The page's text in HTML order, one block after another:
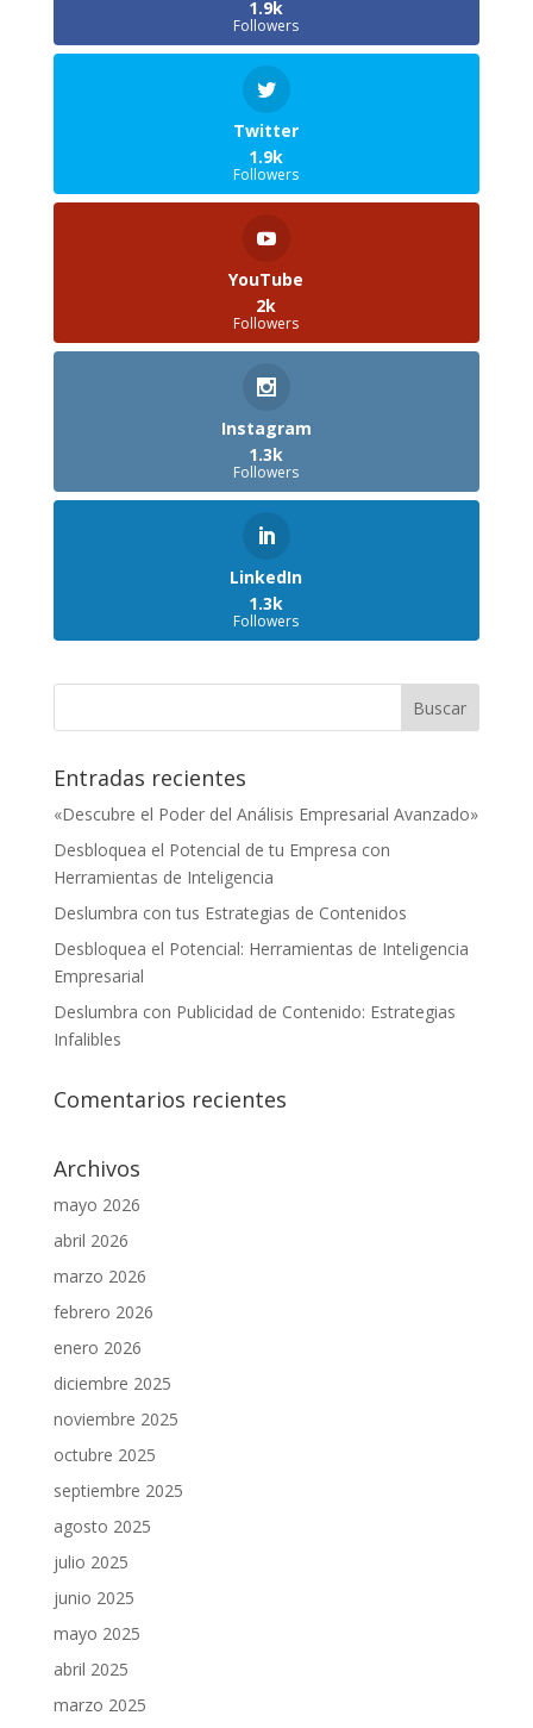
1.9k
Followers
Twitter
1.9k
Followers
YouTube
2k
Followers
Instagram
1.3k
Followers
LinkedIn
1.3k
Followers
Entradas recientes
«Descubre el Poder del Análisis Empresarial Avanzado»
Desbloquea el Potencial de tu Empresa con
Herramientas de Inteligencia
Deslumbra con tus Estrategias de Contenidos
Desbloquea el Potencial: Herramientas de Inteligencia
Empresarial
Deslumbra con Publicidad de Contenido: Estrategias
Infalibles
Comentarios recientes
Archivos
mayo 2026
abril 2026
marzo 2026
febrero 2026
enero 2026
diciembre 2025
noviembre 2025
octubre 2025
septiembre 2025
agosto 2025
julio 2025
junio 2025
mayo 2025
abril 2025
marzo 2025